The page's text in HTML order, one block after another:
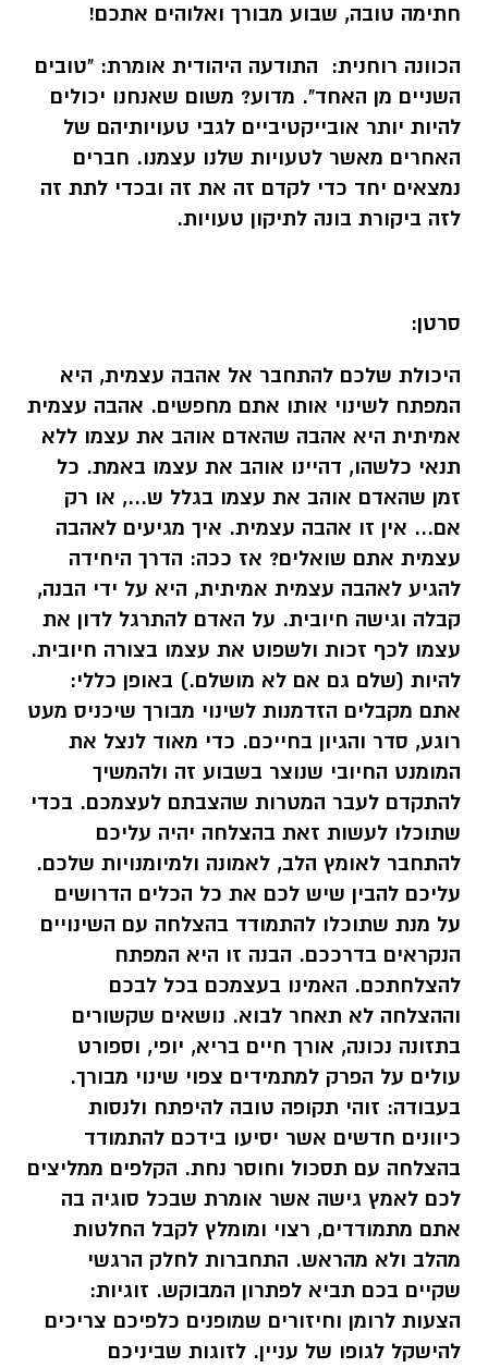
חתימה טובה, שבוע מבורך ואלוהים אתכם!
הכוונה רוחנית:
התודעה היהודית אומרת: "טובים
השניים מן האחד". מדוע? משום שאנחנו יכולים
להיות יותר אובייקטיביים לגבי טעויותיהם של
האחרים מאשר לטעויות שלנו עצמנו. חברים
נמצאים יחד כדי לקדם זה את זה ובכדי לתת זה
לזה ביקורת בונה לתיקון טעויות.
סרטן:
היכולת שלכם להתחבר אל אהבה עצמית, היא
המפתח לשינוי אותו אתם מחפשים. אהבה עצמית
אמיתית היא אהבה שהאדם אוהב את עצמו ללא
תנאי כלשהו, דהיינו אוהב את עצמו באמת. כל
זמן שהאדם אוהב את עצמו בגלל ש..., או רק
אם... אין זו אהבה עצמית. איך מגיעים לאהבה
עצמית אתם שואלים? אז ככה: הדרך היחידה
להגיע לאהבה עצמית אמיתית, היא על ידי הבנה,
קבלה וגישה חיובית. על האדם להתרגל לדון את
עצמו לכף זכות ולשפוט את עצמו בצורה חיובית.
להיות (שלם גם אם לא מושלם.) באופן כללי:
אתם מקבלים הזדמנות לשינוי מבורך שיכניס מעט
רוגע, סדר והגיון בחייכם. כדי מאוד לנצל את
המומנט החיובי שנוצר בשבוע זה ולהמשיך
להתקדם לעבר המטרות שהצבתם לעצמכם. בכדי
שתוכלו לעשות זאת בהצלחה יהיה עליכם
להתחבר לאומץ הלב, לאמונה ולמיומנויות שלכם.
עליכם להבין שיש לכם את כל הכלים הדרושים
על מנת שתוכלו להתמודד בהצלחה עם השינויים
הנקראים בדרככם. הבנה זו היא המפתח
להצלחתכם. האמינו בעצמכם בכל לבכם
וההצלחה לא תאחר לבוא. נושאים שקשורים
בתזונה נכונה, אורך חיים בריא, יופי, וספורט
עולים על הפרק למתמידים צפוי שינוי מבורך.
בעבודה: זוהי תקופה טובה להיפתח ולנסות
כיוונים חדשים אשר יסיעו בידכם להתמודד
בהצלחה עם תסכול וחוסר נחת. הקלפים ממליצים
לכם לאמץ גישה אשר אומרת שבכל סוגיה בה
אתם מתמודדים, רצוי ומומלץ לקבל החלטות
מהלב ולא מהראש. התחברות לחלק הרגשי
שקיים בכם תביא לפתרון המבוקש. זוגיות:
הצעות לרומן וחיזורים שמופנים כלפיכם צריכים
להישקל לגופו של עניין. לזוגות שביניכם